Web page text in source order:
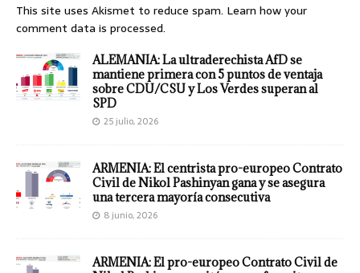
This site uses Akismet to reduce spam. Learn how your
comment data is processed.
ALEMANIA: La ultraderechista AfD se
mantiene primera con 5 puntos de ventaja
sobre CDU/CSU y Los Verdes superan al
SPD
25 julio, 2026
ARMENIA: El centrista pro-europeo Contrato
Civil de Nikol Pashinyan gana y se asegura
una tercera mayoría consecutiva
8 junio, 2026
ARMENIA: El pro-europeo Contrato Civil de